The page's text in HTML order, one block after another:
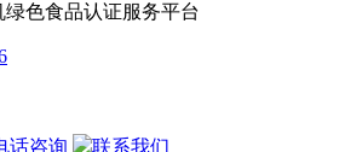
色食品认证服务平台
话咨询 联系我们